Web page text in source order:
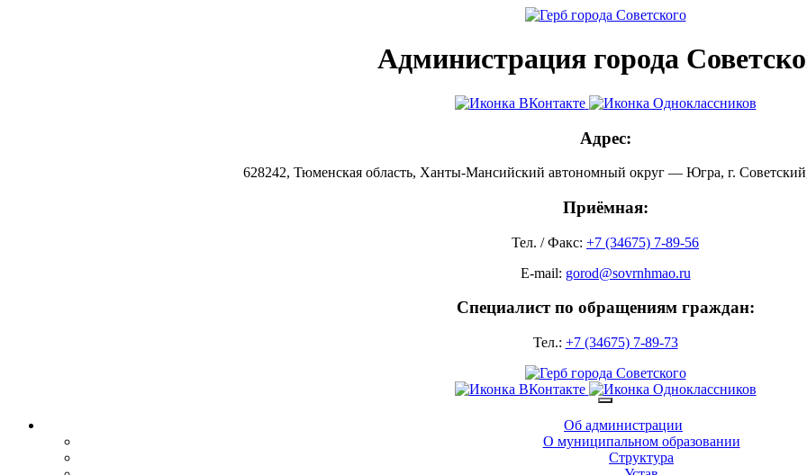
Администрация города
Адрес:
628242, Тюменская область, Ханты-Мансийский автономный округ — Югра, г.
Приёмная:
Тел. / Факс: +7 (34675) 7-89-56
E-mail: gorod@sovrnhmao.ru
Специалист по обращениям граждан:
Тел.: +7 (34675) 7-89-73
Об администрации
О муниципальном образовании
Структура